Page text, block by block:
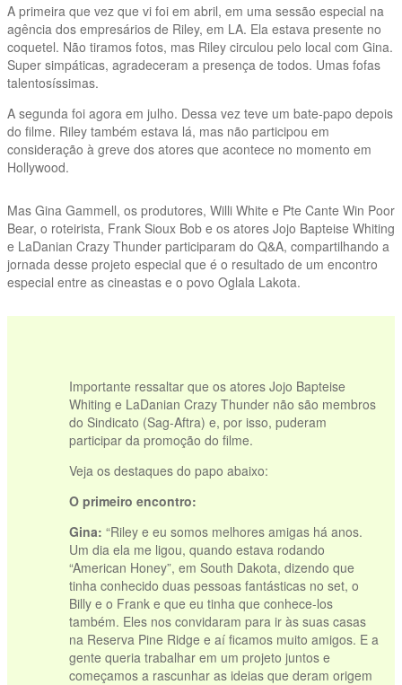
A primeira que vez que vi foi em abril, em uma sessão especial na
agência dos empresários de Riley, em LA. Ela estava presente no
coquetel. Não tiramos fotos, mas Riley circulou pelo local com Gina.
Super simpáticas, agradeceram a presença de todos. Umas fofas
talentosíssimas.
A segunda foi agora em julho. Dessa vez teve um bate-papo depois
do filme. Riley também estava lá, mas não participou em
consideração à greve dos atores que acontece no momento em
Hollywood.
Mas Gina Gammell, os produtores, Willi White e Pte Cante Win Poor
Bear, o roteirista, Frank Sioux Bob e os atores Jojo Bapteise Whiting
e LaDanian Crazy Thunder participaram do Q&A, compartilhando a
jornada desse projeto especial que é o resultado de um encontro
especial entre as cineastas e o povo Oglala Lakota.
Importante ressaltar que os atores Jojo Bapteise
Whiting e LaDanian Crazy Thunder não são membros
do Sindicato (Sag-Aftra) e, por isso, puderam
participar da promoção do filme.
Veja os destaques do papo abaixo:
O primeiro encontro:
Gina: “Riley e eu somos melhores amigas há anos.
Um dia ela me ligou, quando estava rodando
“American Honey”, em South Dakota, dizendo que
tinha conhecido duas pessoas fantásticas no set, o
Billy e o Frank e que eu tinha que conhece-los
também. Eles nos convidaram para ir às suas casas
na Reserva Pine Ridge e aí ficamos muito amigos. E a
gente queria trabalhar em um projeto juntos e
começamos a rascunhar as ideias que deram origem